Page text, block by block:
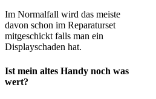
Im Normalfall wird das meiste
davon schon im Reparaturset
mitgeschickt falls man ein
Displayschaden hat.
Ist mein altes Handy noch was
wert?